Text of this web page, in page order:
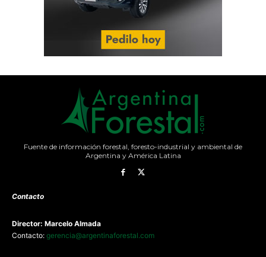
Fuente de información forestal, foresto-industrial y ambiental de
Argentina y América Latina
Contacto
Director: Marcelo Almada
Contacto: gerencia@argentinaforestal.com